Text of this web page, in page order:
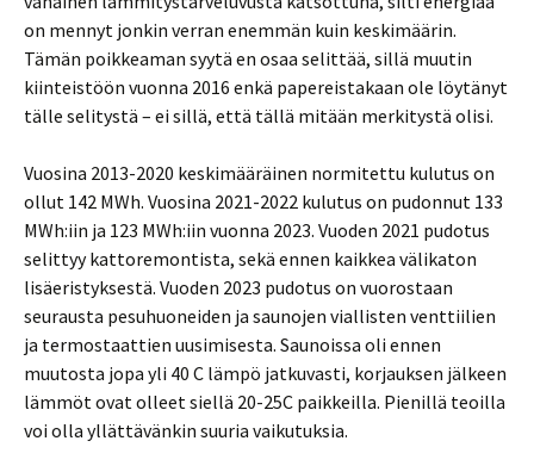
on mennyt jonkin verran enemmän kuin keskimäärin.
Tämän poikkeaman syytä en osaa selittää, sillä muutin
kiinteistöön vuonna 2016 enkä papereistakaan ole löytänyt
tälle selitystä – ei sillä, että tällä mitään merkitystä olisi.
Vuosina 2013-2020 keskimääräinen normitettu kulutus on
ollut 142 MWh. Vuosina 2021-2022 kulutus on pudonnut 133
MWh:iin ja 123 MWh:iin vuonna 2023. Vuoden 2021 pudotus
selittyy kattoremontista, sekä ennen kaikkea välikaton
lisäeristyksestä. Vuoden 2023 pudotus on vuorostaan
seurausta pesuhuoneiden ja saunojen viallisten venttiilien
ja termostaattien uusimisesta. Saunoissa oli ennen
muutosta jopa yli 40 C lämpö jatkuvasti, korjauksen jälkeen
lämmöt ovat olleet siellä 20-25C paikkeilla. Pienillä teoilla
voi olla yllättävänkin suuria vaikutuksia.